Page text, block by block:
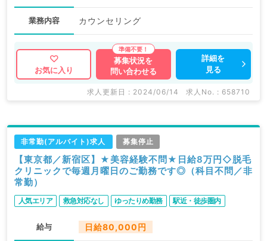
業務内容 カウンセリング
お気に入り
募集状況を
問い合わせる
詳細を
見る
求人更新日 : 2024/06/14 求人No. : 658710
非常勤(アルバイト)求人 募集停止
【東京都／新宿区】★美容経験不問★日給8万円◇脱毛
クリニックで毎週月曜日のご勤務です◎（科目不問／非
常勤）
人気エリア 救急対応なし ゆったりめ勤務 駅近・徒歩圏内
給与 日給80,000円